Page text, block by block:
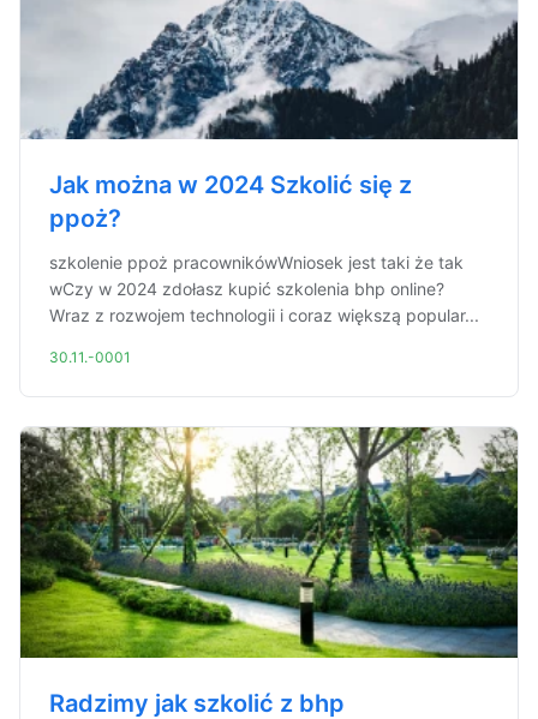
Jak można w 2024 Szkolić się z
ppoż?
szkolenie ppoż pracownikówWniosek jest taki że tak
wCzy w 2024 zdołasz kupić szkolenia bhp online?
Wraz z rozwojem technologii i coraz większą popular...
30.11.-0001
Radzimy jak szkolić z bhp